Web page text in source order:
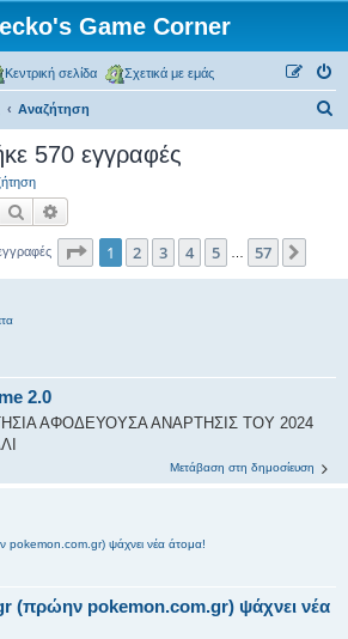
Game Corner
Κεντρική σελίδα Σχετικά με εμάς
Αναζήτηση
η
570 εγγραφές
Αναζήτηση
Σελίδα από57
1 2 3 4 5 57
2.0
ΑΦΟΔΕΥΟΥΣΑ ΑΝΑΡΤΗΣΙΣ ΤΟΥ 2024
Μετάβαση στη δημοσίευση
ψάχνει νέα άτομα!
(πρώην pokemon.com.gr) ψάχνει νέα